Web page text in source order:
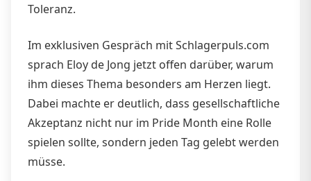
Toleranz.
Im exklusiven Gespräch mit Schlagerpuls.com
sprach Eloy de Jong jetzt offen darüber, warum
ihm dieses Thema besonders am Herzen liegt.
Dabei machte er deutlich, dass gesellschaftliche
Akzeptanz nicht nur im Pride Month eine Rolle
spielen sollte, sondern jeden Tag gelebt werden
müsse.